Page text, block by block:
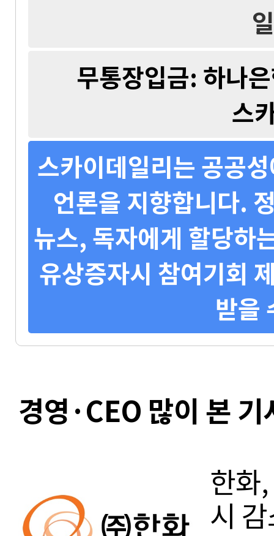
무통장입금: 하나
스
스카이데일리는 공공
언론을 지향합니다.
뉴스, 독자에게 할당하
유상증자시 참여기회
받을
경영·CEO 많이 본 기
한화
시